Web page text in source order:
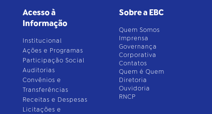
Acesso à
Informação
Institucional
Ações e Programas
Participação Social
Auditorias
Convênios e
Transferências
Receitas e Despesas
Licitações e
Sobre a EBC
Quem Somos
Imprensa
Governança
Corporativa
Contatos
Quem é Quem
Diretoria
Ouvidoria
RNCP